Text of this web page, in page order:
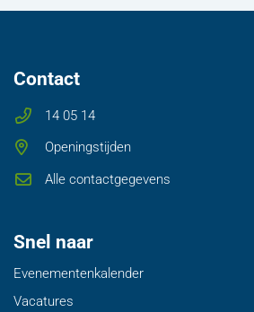
Contact
14 05 14
Openingstijden
Alle contactgegevens
Snel naar
Evenementenkalender
Vacatures